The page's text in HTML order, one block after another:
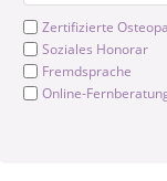
Zertifizierte
Soziales Honorar
Fremdsprache
Online-